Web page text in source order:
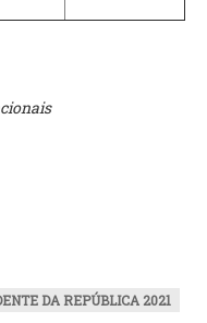
DA REPÚBLICA 2021